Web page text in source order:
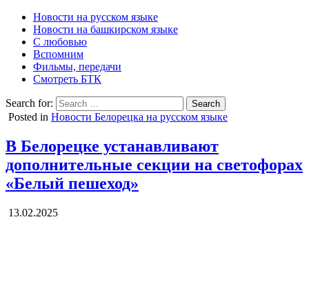
Новости на русском языке
Новости на башкирском языке
С любовью
Вспомним
Фильмы, передачи
Смотреть БТК
Search for:
Posted in Новости Белорецка на русском языке
В Белорецке устанавливают
дополнительные секции на светофорах
«Белый пешеход»
13.02.2025